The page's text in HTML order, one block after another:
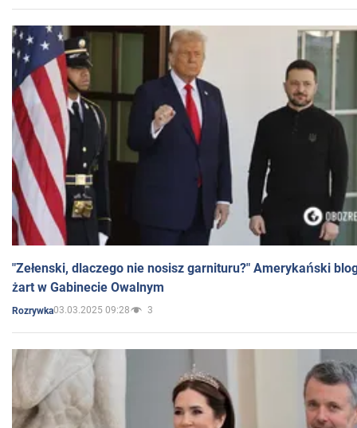
"Zełenski, dlaczego nie nosisz garnituru?" Amerykański
żart w Gabinecie Owalnym
Rozrywka03.03.2025 09:28 3